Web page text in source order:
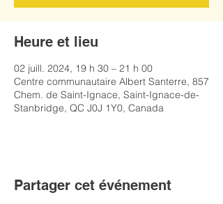
Heure et lieu
02 juill. 2024, 19 h 30 – 21 h 00
Centre communautaire Albert Santerre, 857
Chem. de Saint-Ignace, Saint-Ignace-de-
Stanbridge, QC J0J 1Y0, Canada
Partager cet événement